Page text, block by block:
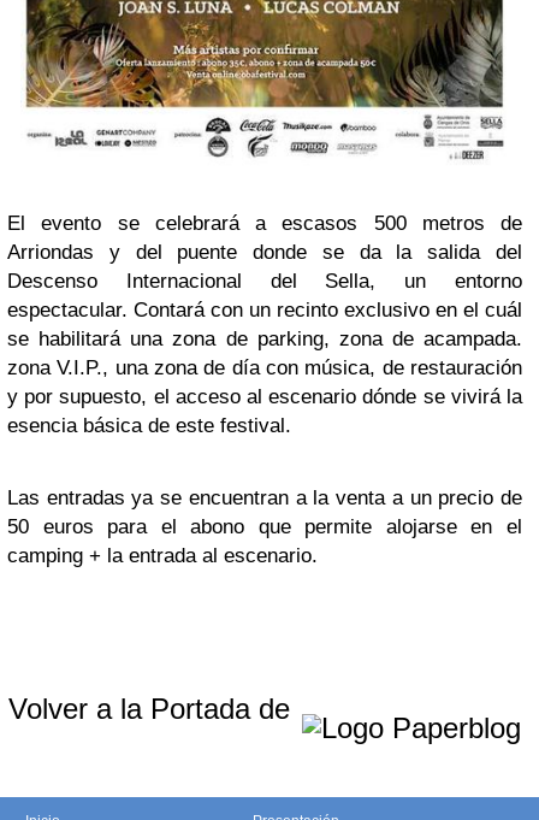
El evento se celebrará a escasos 500 metros de
Arriondas y del puente donde se da la salida del
Descenso Internacional del Sella, un entorno
espectacular. Contará con un recinto exclusivo en el cuál
se habilitará una zona de parking, zona de acampada.
zona V.I.P., una zona de día con música, de restauración
y por supuesto, el acceso al escenario dónde se vivirá la
esencia básica de este festival.
Las entradas ya se encuentran a la venta a un precio de
50 euros para el abono que permite alojarse en el
camping + la entrada al escenario.
Volver a la Portada de